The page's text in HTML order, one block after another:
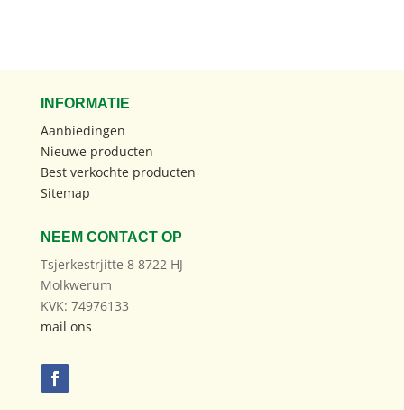
INFORMATIE
Aanbiedingen
Nieuwe producten
Best verkochte producten
Sitemap
NEEM CONTACT OP
Tsjerkestrjitte 8 8722 HJ
Molkwerum
KVK: 74976133
mail ons